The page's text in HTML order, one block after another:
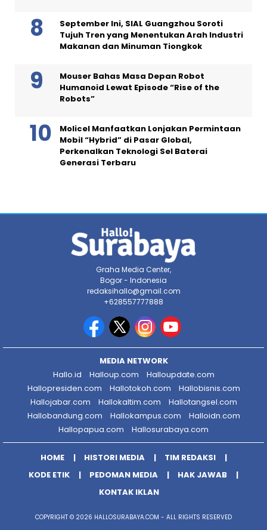
September Ini, SIAL Guangzhou Soroti
Tujuh Tren yang Menentukan Arah Industri
Makanan dan Minuman Tiongkok
Mouser Bahas Masa Depan Robot
Humanoid Lewat Episode “Rise of the
Robots”
Molicel Manfaatkan Lonjakan Permintaan
Mobil “Hybrid” di Pasar Global,
Perkenalkan Teknologi Sel Baterai
Generasi Terbaru
Graha Media Center,
Bogor - Indonesia
redaksihallo@gmail.com
+628557777888
MEDIA NETWORK
Hallo.id
Halloup.com
Halloupdate.com
Hallopresiden.com
Hallotokoh.com
Hallobisnis.com
Hallojabar.com
Hallokaltim.com
Hallotangsel.com
Hallobandung.com
Hallokampus.com
Halloidn.com
Hallopapua.com
Hallosurabaya.com
HOME HISTORI MEDIA
TIM REDAKSI
KODE ETIK
PEDOMAN MEDIA
HAK JAWAB
KONTAK IKLAN
COPYRIGHT © 2026 HALLOSURABAYA.COM - ALL RIGHTS RESERVED